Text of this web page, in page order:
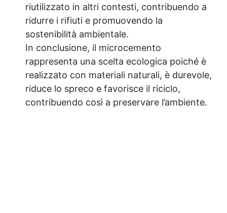
riutilizzato in altri contesti, contribuendo a
ridurre i rifiuti e promuovendo la
sostenibilità ambientale.
In conclusione, il microcemento
rappresenta una scelta ecologica poiché è
realizzato con materiali naturali, è durevole,
riduce lo spreco e favorisce il riciclo,
contribuendo così a preservare l’ambiente.